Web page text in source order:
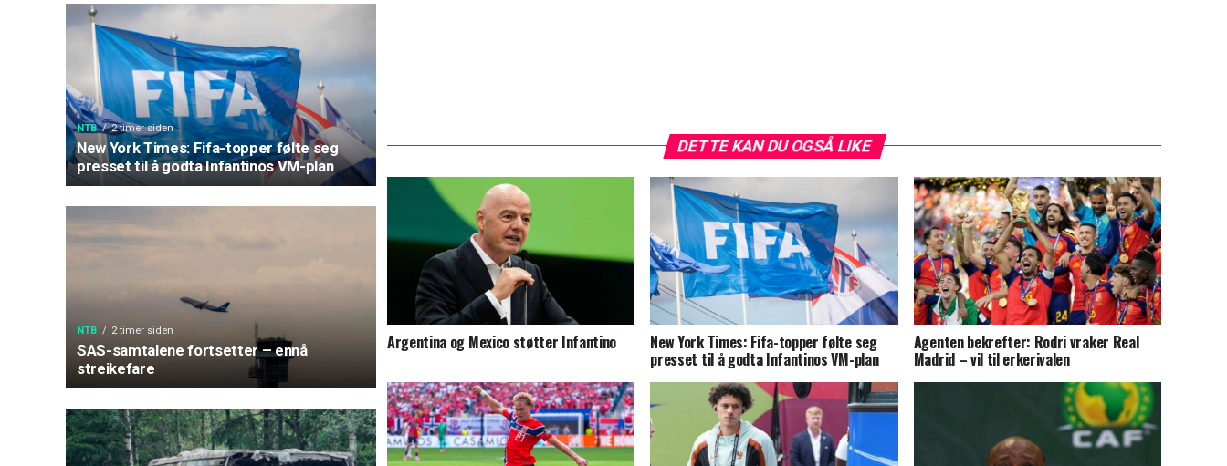
NTB 2 timer siden
New York Times: Fifa-topper følte seg
presset til å godta Infantinos VM-plan
NTB 2 timer siden
SAS-samtalene fortsetter – ennå
streikefare
DETTE KAN DU OGSÅ LIKE
Argentina og Mexico støtter Infantino New York Times: Fifa-topper følte seg
presset til å godta Infantinos VM-plan
Agenten bekrefter: Rodri vraker Real
Madrid – vil til erkerivalen